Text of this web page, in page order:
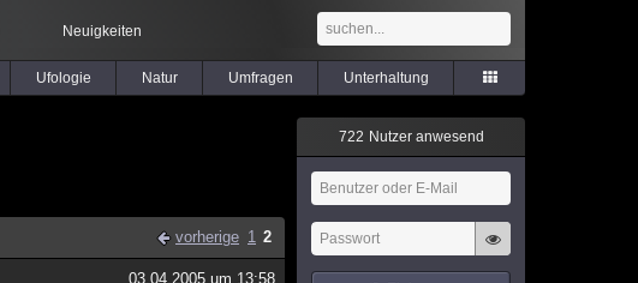
Neuigkeiten
Ufologie Natur Umfragen Unterhaltung
vorherige 1 2
03.04.2005 um 13:58
722 Nutzer anwesend